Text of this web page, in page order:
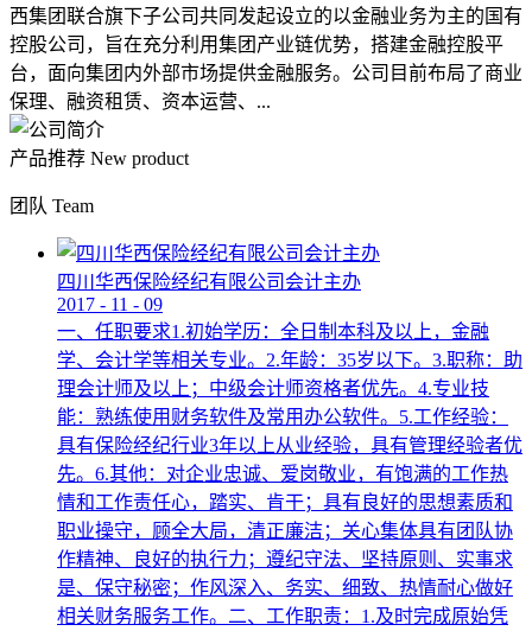
西集团联合旗下子公司共同发起设立的以金融业务为主的国有
控股公司，旨在充分利用集团产业链优势，搭建金融控股平
台，面向集团内外部市场提供金融服务。公司目前布局了商业
保理、融资租赁、资本运营、...
产品推荐 New product
团队 Team
四川华西保险经纪有限公司会计主办
2017 - 11 - 09
一、任职要求1.初始学历：全日制本科及以上，金融
学、会计学等相关专业。2.年龄：35岁以下。3.职称：助
理会计师及以上；中级会计师资格者优先。4.专业技
能：熟练使用财务软件及常用办公软件。5.工作经验：
具有保险经纪行业3年以上从业经验，具有管理经验者优
先。6.其他：对企业忠诚、爱岗敬业，有饱满的工作热
情和工作责任心，踏实、肯干；具有良好的思想素质和
职业操守，顾全大局，清正廉洁；关心集体具有团队协
作精神、良好的执行力；遵纪守法、坚持原则、实事求
是、保守秘密；作风深入、务实、细致、热情耐心做好
相关财务服务工作。二、工作职责：1.及时完成原始凭